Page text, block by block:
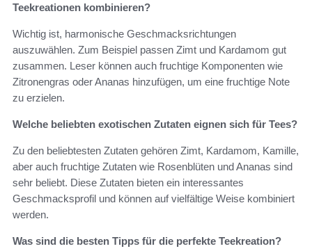
Teekreationen kombinieren?
Wichtig ist, harmonische Geschmacksrichtungen
auszuwählen. Zum Beispiel passen Zimt und Kardamom gut
zusammen. Leser können auch fruchtige Komponenten wie
Zitronengras oder Ananas hinzufügen, um eine fruchtige Note
zu erzielen.
Welche beliebten exotischen Zutaten eignen sich für Tees?
Zu den beliebtesten Zutaten gehören Zimt, Kardamom, Kamille,
aber auch fruchtige Zutaten wie Rosenblüten und Ananas sind
sehr beliebt. Diese Zutaten bieten ein interessantes
Geschmacksprofil und können auf vielfältige Weise kombiniert
werden.
Was sind die besten Tipps für die perfekte Teekreation?